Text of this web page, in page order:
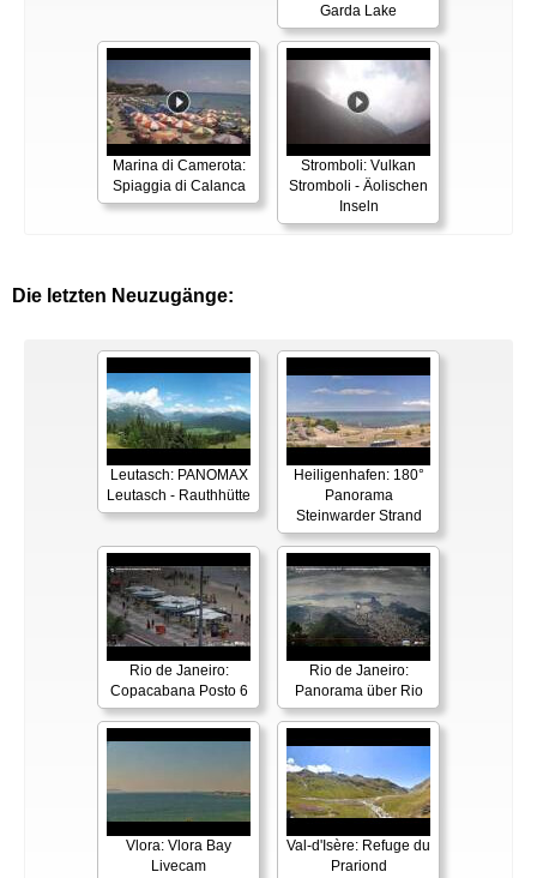
Garda Lake
Marina di Camerota:
Spiaggia di Calanca
Stromboli: Vulkan
Stromboli - Äolischen
Inseln
Die letzten Neuzugänge:
Leutasch: PANOMAX
Leutasch - Rauthhütte
Heiligenhafen: 180°
Panorama
Steinwarder Strand
Rio de Janeiro:
Copacabana Posto 6
Rio de Janeiro:
Panorama über Rio
Vlora: Vlora Bay
Livecam
Val-d'Isère: Refuge du
Prariond